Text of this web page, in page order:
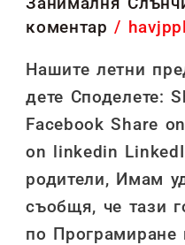
коментар /
Нашите летни
дете Споделете:
Facebook Share
on linkedin
родители, Имам
съобщя, че тази
по Програмиране